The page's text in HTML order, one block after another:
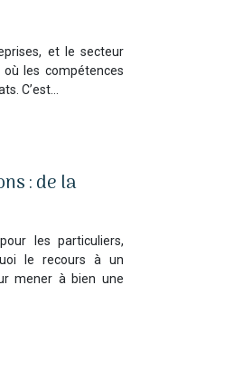
et le secteur
les compétences
C’est…
: de la
les particuliers,
le recours à un
mener à bien une